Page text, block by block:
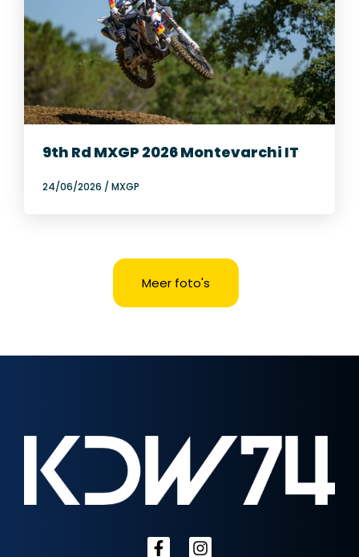
9th Rd MXGP 2026 Montevarchi IT
24/06/2026 / MXGP
Meer foto's